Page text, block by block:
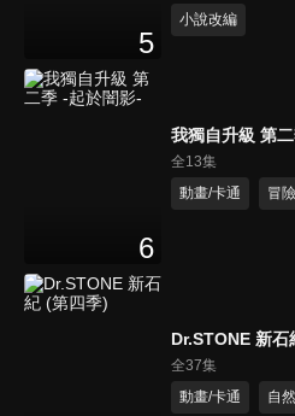
5
小說改編
6
我獨自升級 第
全13集
動畫/卡通
冒險
Dr.STONE 新石
全37集
動畫/卡通
自然